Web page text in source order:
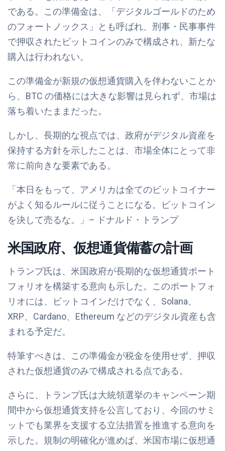
である。この準備金は、「デジタルゴールドのため
のフォートノックス」とも呼ばれ、刑事・民事事件
で押収されたビットコインのみで構成され、新たな
購入は行われない。
この準備金が新規の仮想通貨購入を伴わないことか
ら、BTC の価格には大きな影響は見られず、市場は
落ち着いたままだった。
しかし、長期的な視点では、政府がデジタル資産を
保持する方針を示したことは、市場全体にとって非
常に前向きな要素である。
「本日をもって、アメリカは全てのビットコイナー
がよく知るルールに従うことになる。ビットコイン
を決して売るな。」– ドナルド・トランプ
米国政府、仮想通貨備蓄の計画
トランプ氏は、米国政府が長期的な仮想通貨ポート
フォリオを構築する意向も示した。このポートフォ
リオには、ビットコインだけでなく、Solana、
XRP、Cardano、Ethereum などのデジタル資産も含
まれる予定だ。
特筆すべきは、この準備金が税金を使用せず、押収
された仮想通貨のみで構成される点である。
さらに、トランプ氏は大統領選挙のキャンペーン期
間中から仮想通貨支持を公言しており、今回のサミ
ットでも業界を支援する立法措置を推進する意向を
示した。規制の明確化が進めば、米国市場に仮想通